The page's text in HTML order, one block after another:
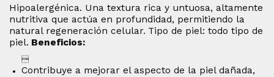
Hipoalergénica. Una textura rica y untuosa, altamente
nutritiva que actúa en profundidad, permitiendo la
natural regeneración celular. Tipo de piel: todo tipo de
piel. Beneficios:

Contribuye a mejorar el aspecto de la piel dañada,